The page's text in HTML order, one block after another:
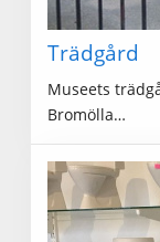
Trädgård
Museets
Bromölla…